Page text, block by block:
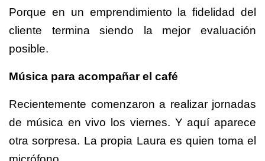
Porque en un emprendimiento la fidelidad del
cliente termina siendo la mejor evaluación
posible.
Música para acompañar el café
Recientemente comenzaron a realizar jornadas
de música en vivo los viernes. Y aquí aparece
otra sorpresa. La propia Laura es quien toma el